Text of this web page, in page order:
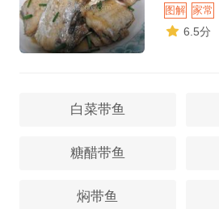
图解 家常
6.5分
白菜带鱼
糖醋带鱼
焖带鱼